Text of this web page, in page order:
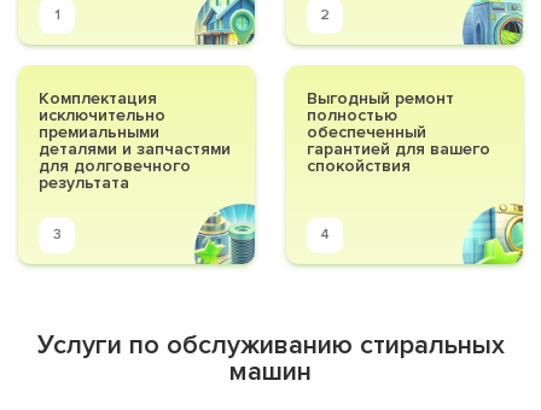
1 2
Комплектация
исключительно
премиальными
деталями и запчастями
для долговечного
результата
3
Выгодный ремонт
полностью
обеспеченный
гарантией для вашего
спокойствия
4
Услуги по обслуживанию стиральных
машин